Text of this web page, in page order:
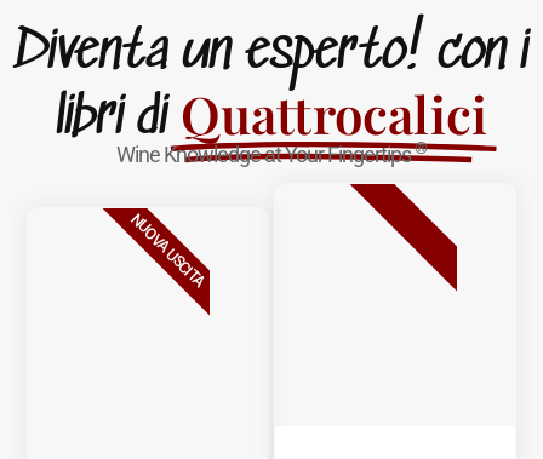
Diventa un esperto! con i
libri di Quattrocalici
Wine Knowledge at Your Fingertips®
NUOVA USCITA BESTSELLER